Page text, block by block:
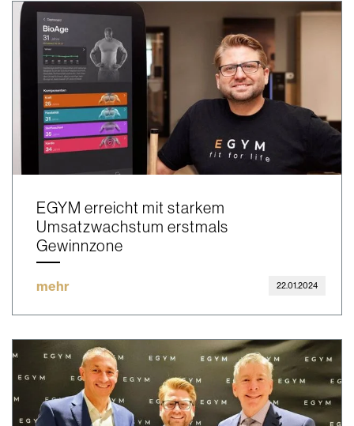
EGYM erreicht mit starkem
Umsatzwachstum erstmals
Gewinnzone
mehr 22.01.2024